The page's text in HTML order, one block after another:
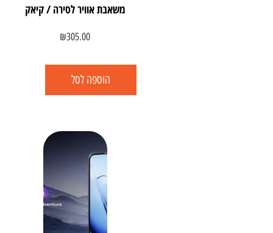
משאבת אוויר לסירה / קיאק
₪305.00
הוספה לסל